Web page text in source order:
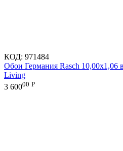
КОД: 971484
Обои Германия Rasch 10,00x1,06
Living
3 60000 Р